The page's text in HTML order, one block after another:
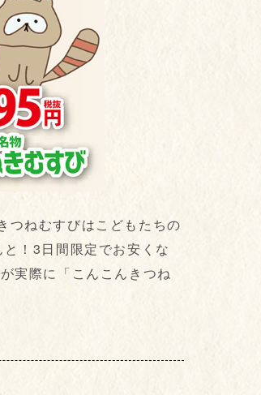
つねむすびはこどもたちの
！3日間限定でお安くな
実際に「こんこんきつね